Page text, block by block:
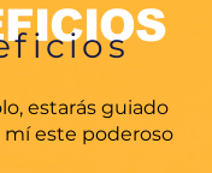
estarás guiado
mí este poderoso